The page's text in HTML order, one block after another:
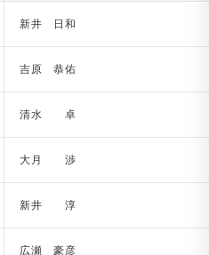
新井 日和
吉原 恭佑
清水 卓
大月 渉
新井 淳
広瀬 豪彦